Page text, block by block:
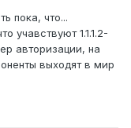
пока, что...
учавствуют 1.1.1.2-
авторизации, на
выходят в мир